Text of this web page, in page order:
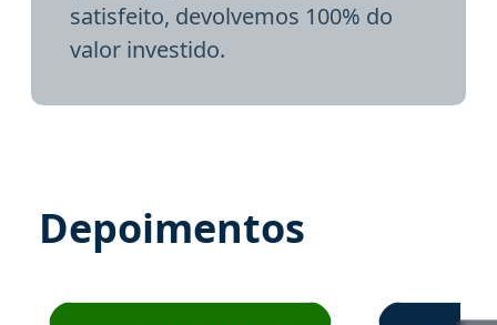
satisfeito, devolvemos 100% do
valor investido.
Depoimentos
Estudante José recomenda o Aprova Concursos em
Estudante